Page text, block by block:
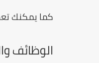
كما يمكنك
الوظائف